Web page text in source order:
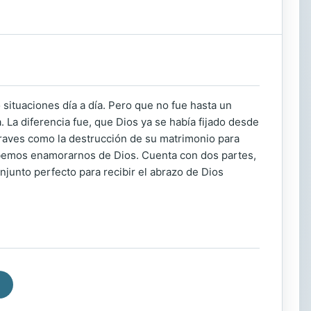
día a día. Pero que no fue hasta un
diferencia fue, que Dios ya se había fijado desde
como la destrucción de su matrimonio para
enamorarnos de Dios. Cuenta con dos partes,
perfecto para recibir el abrazo de Dios